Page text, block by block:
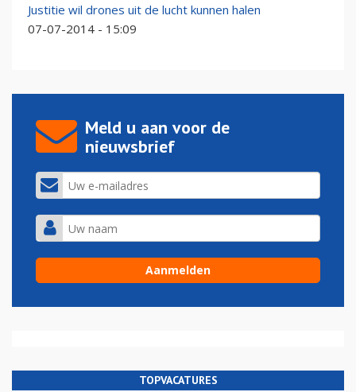
Justitie wil drones uit de lucht kunnen halen
07-07-2014 - 15:09
Meld u aan voor de
nieuwsbrief
TOPVACATURES